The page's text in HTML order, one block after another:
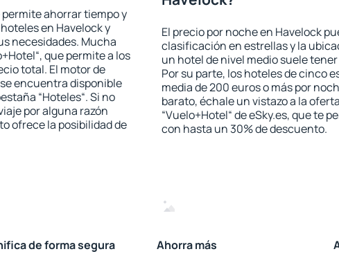
permite ahorrar tiempo y
en Havelock y
necesidades. Mucha
que permite a los
total. El motor de
encuentra disponible
“Hoteles“. Si no
por alguna razón
ofrece la posibilidad de
El precio por noche en Havelock
clasificación en estrellas y la
un hotel de nivel medio suele
Por su parte, los hoteles de cinco
media de 200 euros o más por
barato, échale un vistazo a la
“Vuelo+Hotel“ de eSky.es, que te
con hasta un 30% de descuento.
de forma segura Ahorra más